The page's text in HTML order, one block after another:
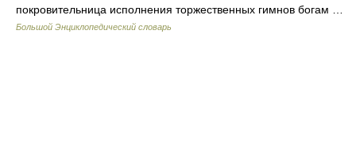
покровительница исполнения торжественных гимнов богам …
Большой Энциклопедический словарь